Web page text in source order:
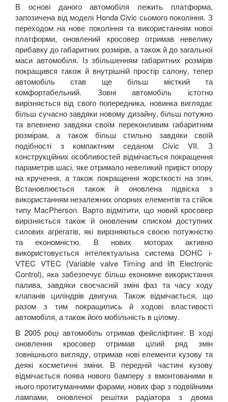
В основі даного автомобіля лежить платформа,
запозичена від моделі Honda Civic сьомого покоління. З
переходом на нове покоління та використанням нової
платформи, оновлений кросовер отримав невелику
прибавку до габаритних розмірів, а також й до загальної
маси автомобіля. Із збільшенням габаритних розмірів
покращився також й внутрішній простір салону, тепер
автомобіль став ще більш місткий та
комфортабельний. Зовні автомобіль істотно
вирізняється від свого попередника, новинка виглядає
більш сучасно завдяки новому дизайну, більш потужно
та впевнено завдяки своїм переконливим габаритним
розмірам, а також більш стильно завдяки своїй
подібності з компактним седаном Civic VII. З
конструкційних особливостей відмічається покращення
параметрів шасі, яке отримало невеликий приріст опору
на кручення, а також покращення жорсткості на згин.
Встановлюється також й оновлена підвіска з
використанням незалежних опорних елементів та стійок
типу MacPherson. Варто відмітити, що новий кросовер
вирізняється також й оновленим списком доступних
силових агрегатів, які вирізняються своєю потужністю
та економністю. В нових моторах активно
використовується інтелектуальна система DOHC i-
VTEC VTEC (Variable valve Timing and lift Electronic
Control), яка забезпечує більш економне використання
палива, завдяки своєчасній зміні фаз та часу ходу
клапанів циліндрів двигуна. Також відмічається, що
разом з тим покращились й ходові властивості
автомобіля, а також його мобільність в цілому.
В 2005 році автомобіль отримав фейсліфтинг. В ході
оновлення кросовер отримав цілий ряд змін
зовнішнього вигляду, отримав нові елементи кузову та
деякі косметичні зміни. В передній частині кузову
відмічається поява нового бамперу з вмонтованими в
нього протитуманними фарами, нових фар з подвійними
лампами, оновленої решітки радіатора з двома